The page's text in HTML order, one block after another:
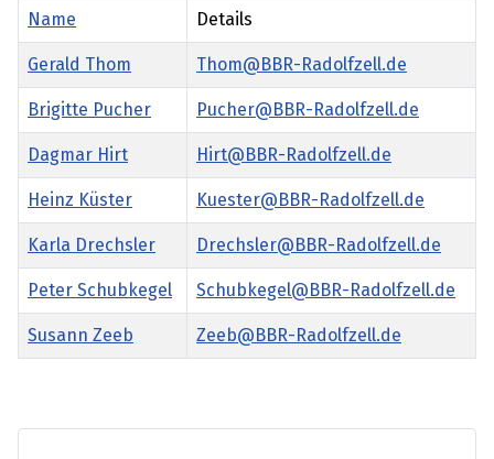
Name Details
Gerald Thom Thom@BBR-Radolfzell.de
Brigitte Pucher Pucher@BBR-Radolfzell.de
Dagmar Hirt Hirt@BBR-Radolfzell.de
Heinz Küster Kuester@BBR-Radolfzell.de
Karla Drechsler Drechsler@BBR-Radolfzell.de
Peter Schubkegel Schubkegel@BBR-Radolfzell.de
Susann Zeeb Zeeb@BBR-Radolfzell.de